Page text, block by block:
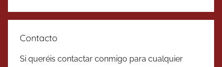
Contacto
Si queréis contactar conmigo para cualquier